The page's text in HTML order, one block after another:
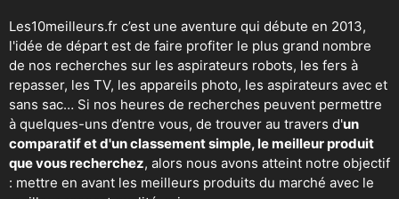
Les10meilleurs.fr c’est une aventure qui débute en 2013,
l'idée de départ est de faire profiter le plus grand nombre
de nos recherches sur les aspirateurs robots, les fers à
repasser, les TV, les appareils photo, les aspirateurs avec et
sans sac… Si nos heures de recherches peuvent permettre
à quelques-uns d’entre vous, de trouver au travers d'un
comparatif et d'un classement simple, le meilleur produit
que vous recherchez, alors nous avons atteint notre objectif
: mettre en avant les meilleurs produits du marché avec le